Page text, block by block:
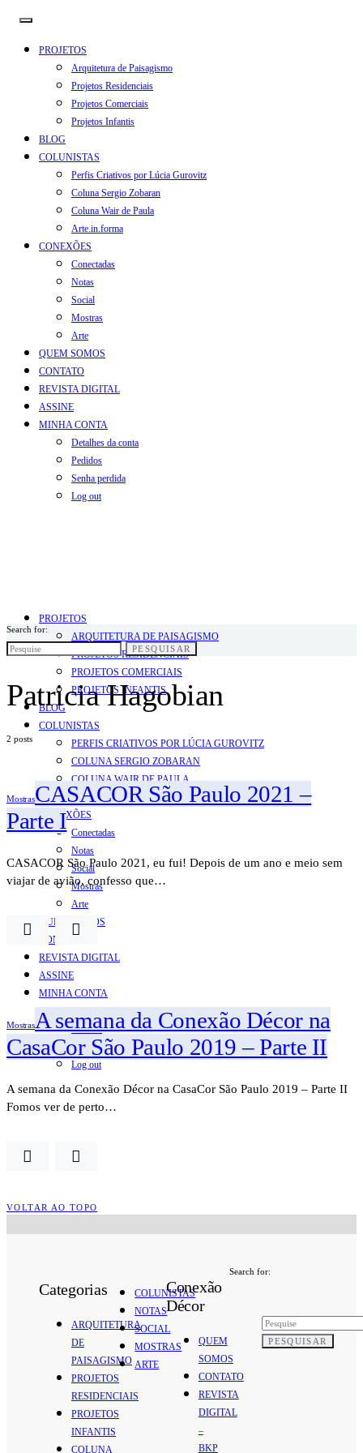
PROJETOS
Arquitetura de Paisagismo
Projetos Residenciais
Projetos Comerciais
Projetos Infantis
BLOG
COLUNISTAS
Perfis Criativos por Lúcia Gurovitz
Coluna Sergio Zobaran
Coluna Wair de Paula
Arte.in.forma
CONEXÕES
Conectadas
Notas
Social
Mostras
Arte
QUEM SOMOS
CONTATO
REVISTA DIGITAL
ASSINE
MINHA CONTA
Detalhes da conta
Pedidos
Senha perdida
Log out
PROJETOS
ARQUITETURA DE PAISAGISMO
PROJETOS RESIDENCIAIS
PROJETOS COMERCIAIS
PROJETOS INFANTIS
BLOG
COLUNISTAS
PERFIS CRIATIVOS POR LÚCIA GUROVITZ
COLUNA SERGIO ZOBARAN
COLUNA WAIR DE PAULA
ARTE.IN.FORMA
CONEXÕES
Conectadas
Notas
Social
Mostras
Arte
QUEM SOMOS
CONTATO
REVISTA DIGITAL
ASSINE
MINHA CONTA
Detalhes da conta
Pedidos
Senha perdida
Log out
Search for:
PESQUISAR
Patricia Hagobian
2 posts
MostrasCASACOR São Paulo 2021 –
Parte I
CASACOR São Paulo 2021, eu fui! Depois de um ano e meio sem
viajar de avião, confesso que…
MostrasA semana da Conexão Décor na
CasaCor São Paulo 2019 – Parte II
A semana da Conexão Décor na CasaCor São Paulo 2019 – Parte II
Fomos ver de perto…
VOLTAR AO TOPO
Categorias
ARQUITETURA
DE
PAISAGISMO
PROJETOS
RESIDENCIAIS
PROJETOS
INFANTIS
COLUNA
COLUNISTAS
NOTAS
SOCIAL
MOSTRAS
ARTE
Conexão
Décor
QUEM
SOMOS
CONTATO
REVISTA
DIGITAL
–
BKP
Search for:
PESQUISAR